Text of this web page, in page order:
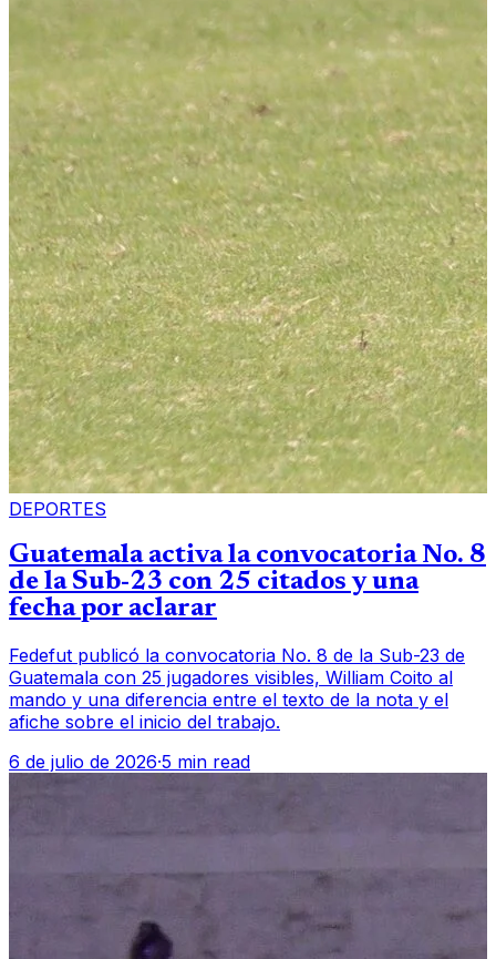
DEPORTES
Guatemala activa la convocatoria No. 8
de la Sub-23 con 25 citados y una
fecha por aclarar
Fedefut publicó la convocatoria No. 8 de la Sub-23 de
Guatemala con 25 jugadores visibles, William Coito al
mando y una diferencia entre el texto de la nota y el
afiche sobre el inicio del trabajo.
6 de julio de 2026·5 min read